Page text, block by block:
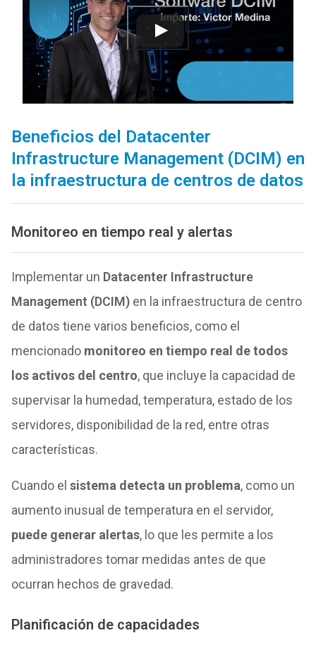
Beneficios del Datacenter
Infrastructure Management (DCIM) en
la infraestructura de centros de datos
Monitoreo en tiempo real y alertas
Implementar un Datacenter Infrastructure
Management (DCIM)en la infraestructura de centro
de datos tiene varios beneficios, como el
mencionado monitoreo en tiempo real de todos
los activos del centro, que incluye la capacidad de
supervisar la humedad, temperatura, estado de los
servidores, disponibilidad de la red, entre otras
características.
Cuando el sistema detecta un problema, como un
aumento inusual de temperatura en el servidor,
puede generar alertas, lo que les permite a los
administradores tomar medidas antes de que
ocurran hechos de gravedad.
Planificación de capacidades